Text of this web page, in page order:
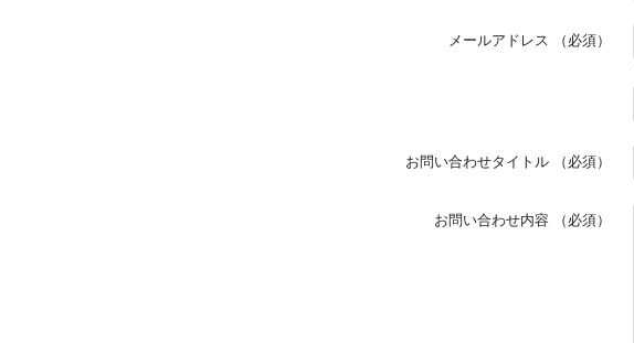
メールアドレス （必須）
お問い合わせタイトル （必須）
お問い合わせ内容 （必須）